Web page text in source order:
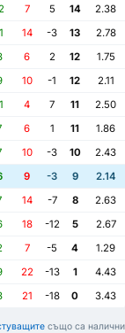
7 5 14
2.38
14 -3 13
2.78
6 2 12
1.75
10 -1 12
2.11
4 7 11
2.50
6 1 11
1.86
10 -3 10
2.43
9 -3 9
2.14
14 -7 8
2.63
18 -12 5
2.67
7 -5 4
1.29
22 -13 1
4.43
21 -18 0 3.43
също са налични